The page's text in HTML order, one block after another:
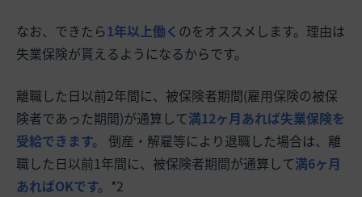
なお、できたら1年以上働く のをオススメします。理由は
失業保険が貰えるようになるからです。
離職した日以前2年間に、被保険者期間(雇用保険の被保
険者であった期間)が通算して満12ヶ月あれば失業保険を
受給できます。 倒産・解雇等により退職した場合は、離
職した日以前1年間に、被保険者期間が通算して満6ヶ月
あればOKです。 *2